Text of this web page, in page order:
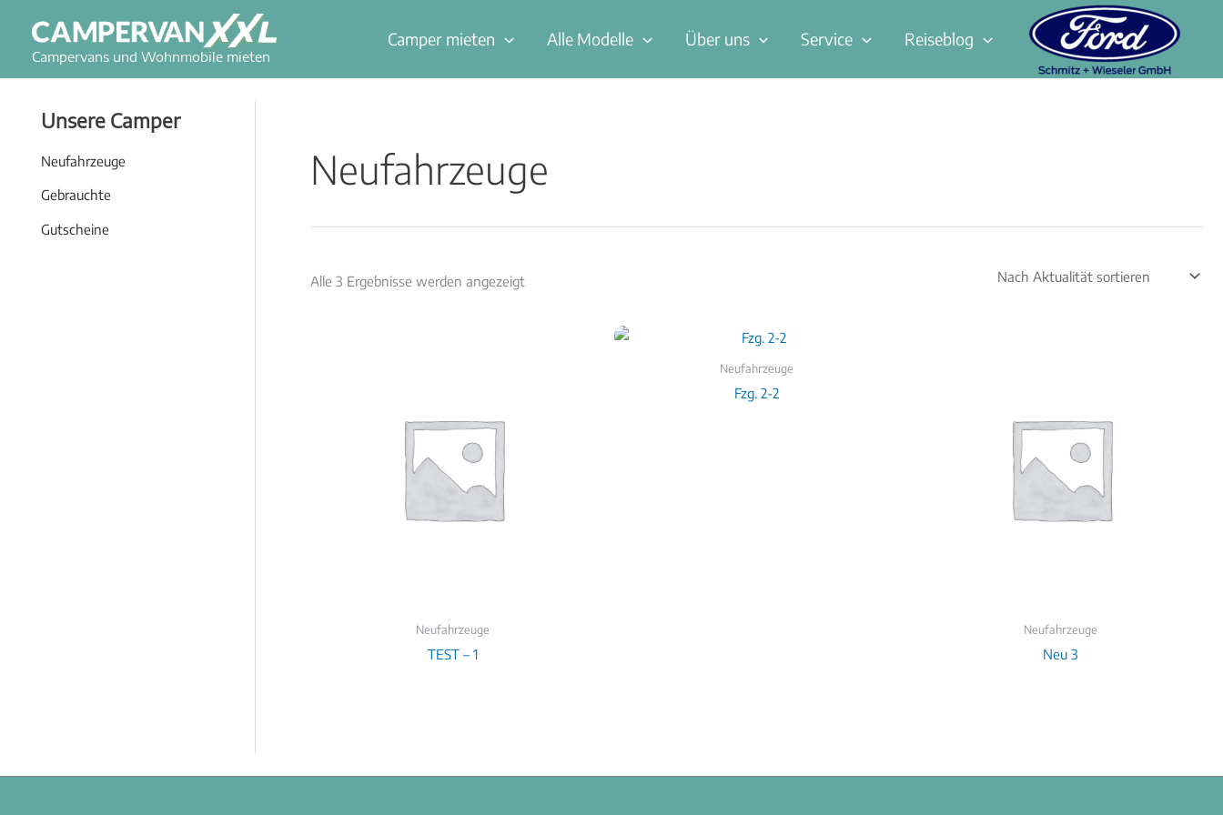
Inhalt
springenCampervans und Wohnmobile mieten
Camper mieten Alle Modelle Über uns Service Reiseblog
Unsere Camper
Neufahrzeuge
Gebrauchte
Gutscheine
Neufahrzeuge
Alle 3 Ergebnisse werden angezeigt
sortiert
Neufahrzeuge
TEST – 1
Neufahrzeuge
Fzg. 2-2
Neufahrzeuge
Neu 3